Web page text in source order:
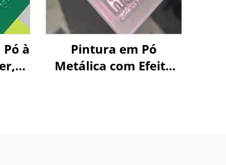
à
Pintura em Pó
Metálica com Efeito